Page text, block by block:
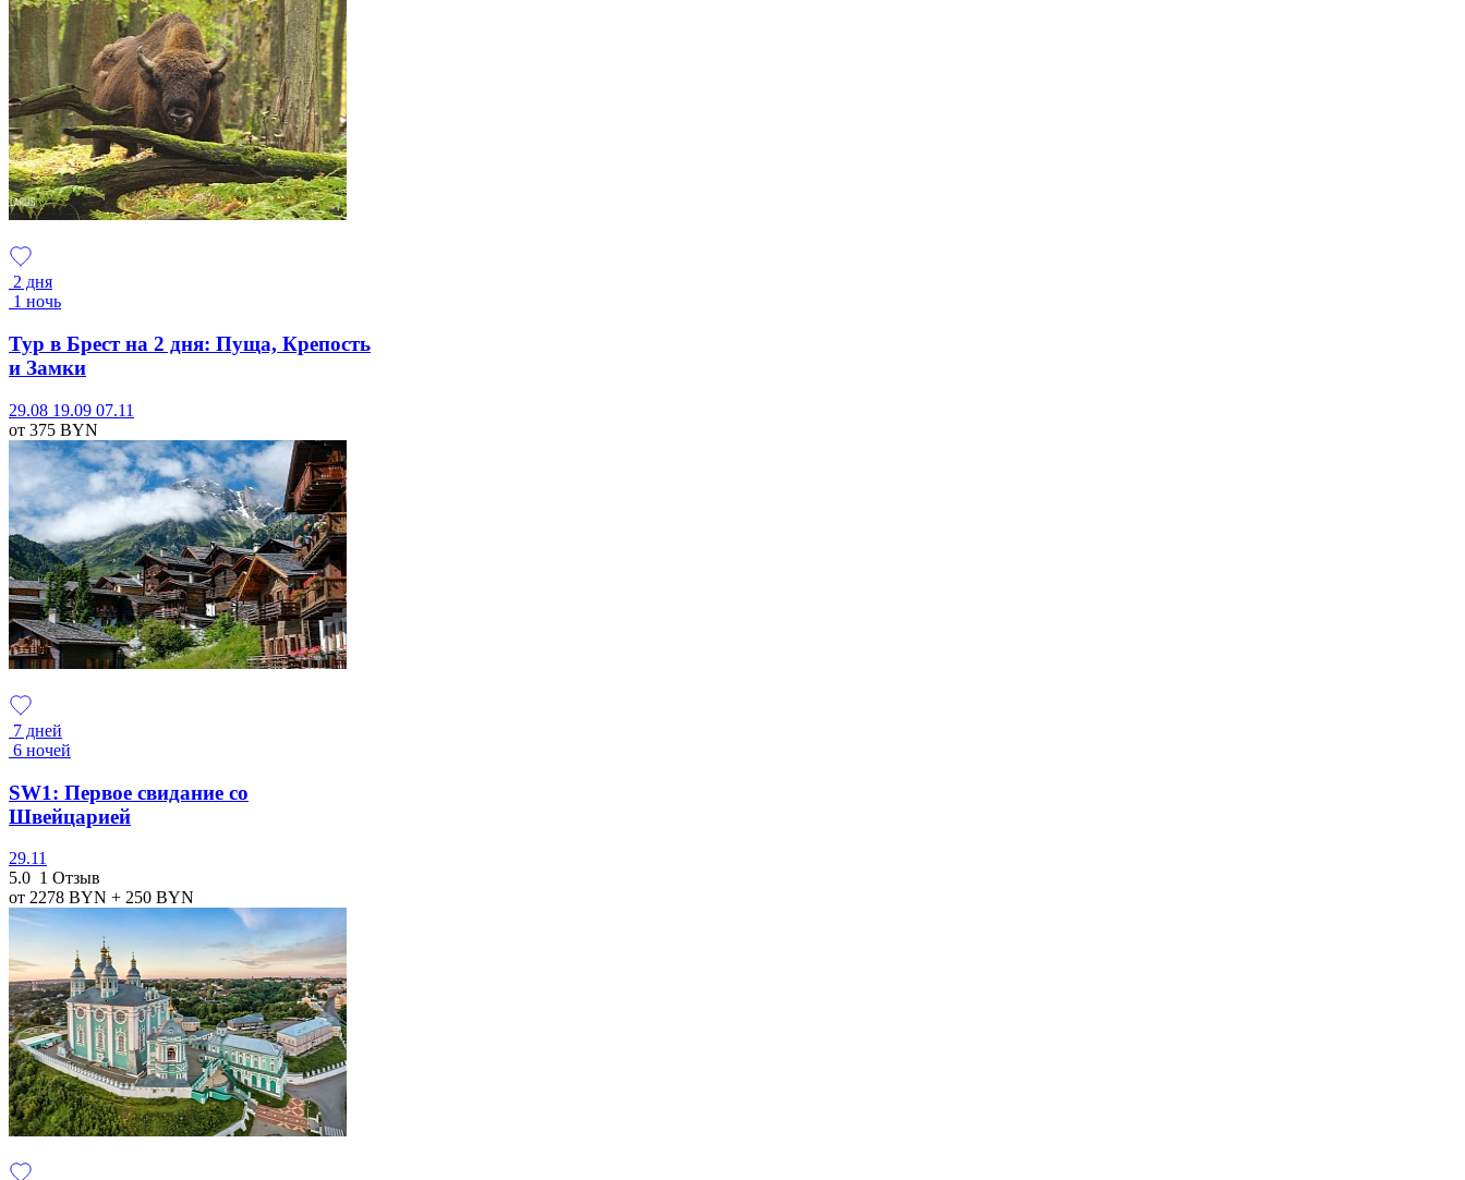
2 дня
1 ночь
Тур в Брест на 2 дня: Пуща, Крепость
и Замки
29.08 19.09 07.11
от 375 BYN
7 дней
6 ночей
SW1: Первое свидание со
Швейцарией
29.11
5.0 1 Отзыв
от 2278 BYN + 250 BYN